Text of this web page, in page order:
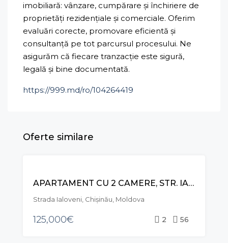
imobiliară: vânzare, cumpărare și închiriere de
proprietăți rezidențiale și comerciale. Oferim
evaluări corecte, promovare eficientă și
consultanță pe tot parcursul procesului. Ne
asigurăm că fiecare tranzacție este sigură,
legală și bine documentată.
https://999.md/ro/104264419
Oferte similare
APARTAMENT CU 2 CAMERE, STR. IALOVENI, TELECENTRU
Strada Ialoveni, Chișinău, Moldova
125,000€ 2 56